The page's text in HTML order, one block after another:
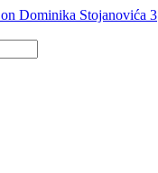
Dominika Stojanovića 3